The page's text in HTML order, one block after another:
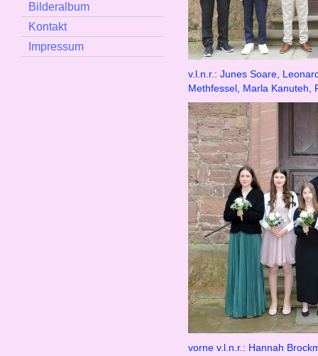
Bilderalbum
Kontakt
Impressum
v.l.n.r.: Junes Soare,
Methfessel, Marla Kanuteh,
vorne v.l.n.r.: Hannah